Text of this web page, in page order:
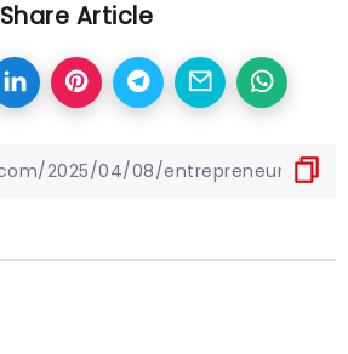
Share Article